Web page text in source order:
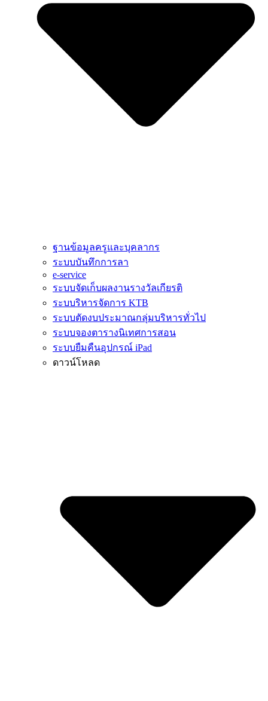
ฐานข้อมูลครูและบุคลากร
ระบบบันทึกการลา
e-service
ระบบจัดเก็บผลงานรางวัลเกียรติ
ระบบริหารจัดการ KTB
ระบบตัดงบประมาณกลุ่มบริหารทั่วไป
ระบบจองตารางนิเทศการสอน
ระบบยืมคืนอุปกรณ์ iPad
ดาวน์โหลด